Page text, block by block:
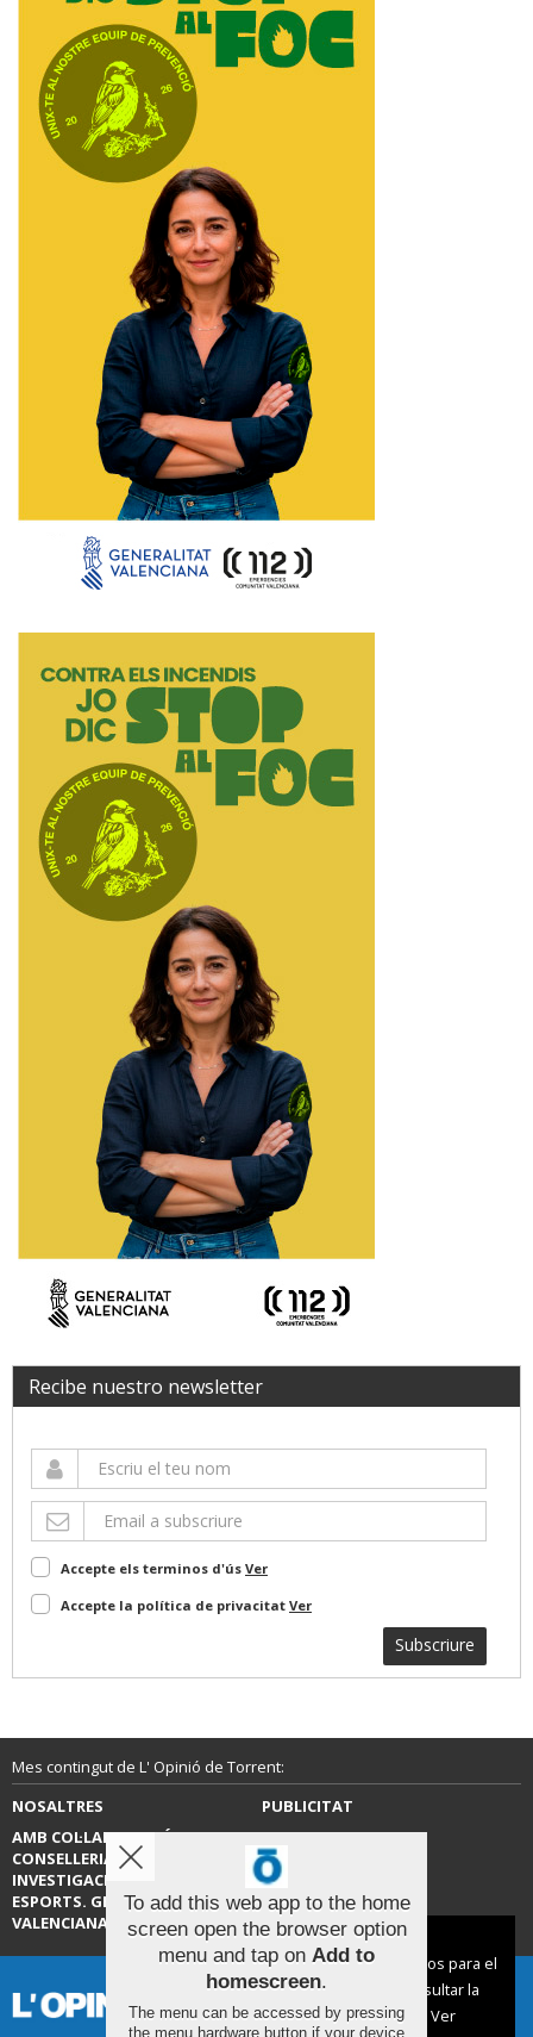
Recibe nuestro newsletter
Accepte els terminos d'ús Ver
Accepte la política de privacitat Ver
Subscriure
Mes contingut de L' Opinió de Torrent:
NOSALTRES
PUBLICITAT
AMB COL·LABORACIÓ DE LA
CONSELLERIA D’EDUCACIÓ,
INVESTIGACIÓ, CULTURA I
ESPORTS. GENERALITAT
VALENCIANA.
CONTACTE
To add this web app to the home
screen open the browser option
menu and tap on Add to
homescreen.
The menu can be accessed by pressing
the menu hardware button if your device
Aviso sobre el Uso de cookies:
Utilizamos cookies nuestras y de terceros para el
funcionamiento del digital. Puedes consultar la
lista de cookies y como desconectarlas.
Ver